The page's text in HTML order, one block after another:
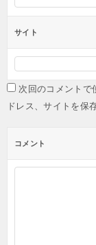
サイト
次回のコメントで
ドレス、サイトを保
コメント